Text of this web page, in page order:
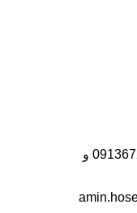
شماره های همراه مدیریت شرکت: 09136729270 و